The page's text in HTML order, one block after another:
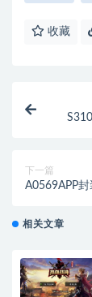
收藏
下一篇
A0569APP
相关文章